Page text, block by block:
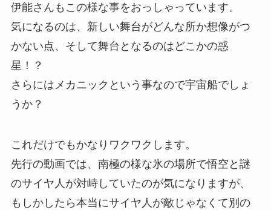
伊能さんもこの様な事をおっしゃっています。
気になるのは、新しい舞台がどんな所か想像がつ
かない点、そして舞台となるのはどこかの惑
星！？
さらにはメカニックという事なので宇宙船でしょ
うか？
これだけでもかなりワクワクします。
先行の動画では、南極の様な氷の場所で悟空と謎
のサイヤ人が対峙していたのが気になりますが、
もしかしたら本当にサイヤ人が敵じゃなくて別の